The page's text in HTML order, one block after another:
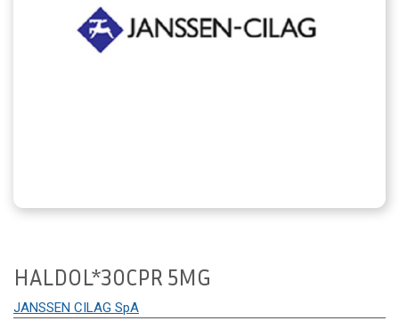
HALDOL*30CPR 5MG
JANSSEN CILAG SpA